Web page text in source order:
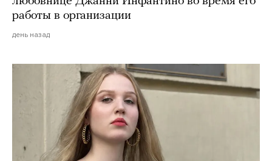
работы в организации
день назад